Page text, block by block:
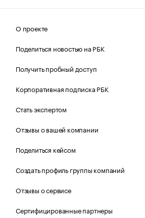
О проекте
Поделиться новостью на РБК
Получить пробный доступ
Корпоративная подписка РБК
Стать экспертом
Отзывы о вашей компании
Поделиться кейсом
Создать профиль группы компаний
Отзывы о сервисе
Сертифицированные партнеры